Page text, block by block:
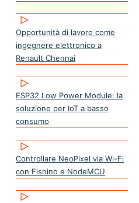
Opportunità di lavoro come
ingegnere elettronico a
Renault Chennai
ESP32 Low Power Module: la
soluzione per IoT a basso
consumo
Controllare NeoPixel via Wi-Fi
con Fishino e NodeMCU